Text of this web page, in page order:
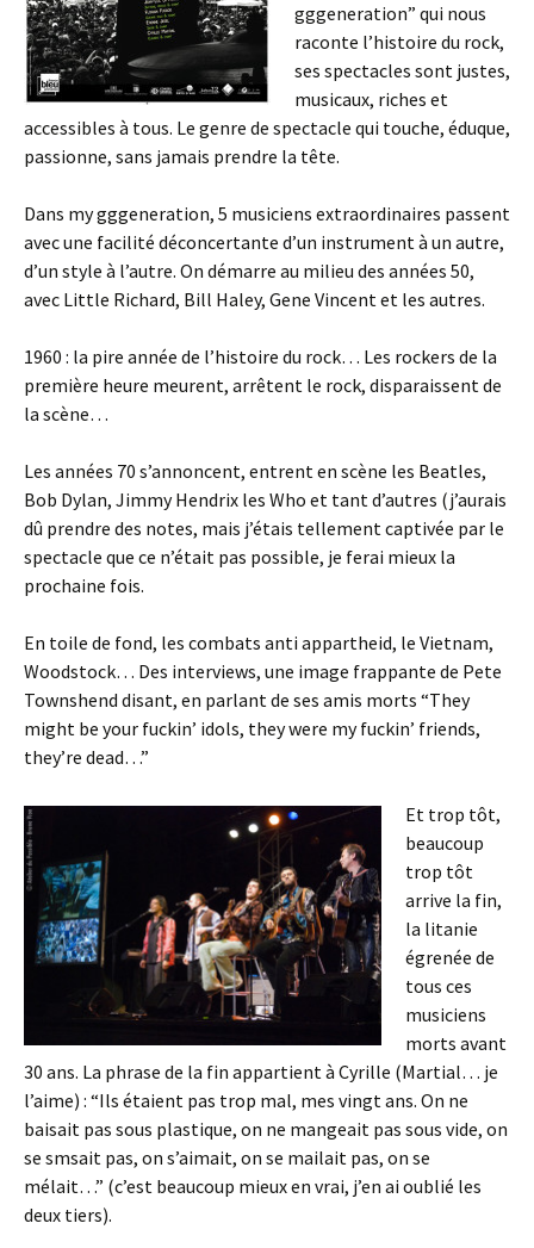
gggeneration” qui nous
raconte l’histoire du rock,
ses spectacles sont justes,
musicaux, riches et
accessibles à tous. Le genre de spectacle qui touche, éduque,
passionne, sans jamais prendre la tête.
Dans my gggeneration, 5 musiciens extraordinaires passent
avec une facilité déconcertante d’un instrument à un autre,
d’un style à l’autre. On démarre au milieu des années 50,
avec Little Richard, Bill Haley, Gene Vincent et les autres.
1960 : la pire année de l’histoire du rock… Les rockers de la
première heure meurent, arrêtent le rock, disparaissent de
la scène…
Les années 70 s’annoncent, entrent en scène les Beatles,
Bob Dylan, Jimmy Hendrix les Who et tant d’autres (j’aurais
dû prendre des notes, mais j’étais tellement captivée par le
spectacle que ce n’était pas possible, je ferai mieux la
prochaine fois.
En toile de fond, les combats anti appartheid, le Vietnam,
Woodstock… Des interviews, une image frappante de Pete
Townshend disant, en parlant de ses amis morts “They
might be your fuckin’ idols, they were my fuckin’ friends,
they’re dead…”
Et trop tôt,
beaucoup
trop tôt
arrive la fin,
la litanie
égrenée de
tous ces
musiciens
morts avant
30 ans. La phrase de la fin appartient à Cyrille (Martial… je
l’aime) : “Ils étaient pas trop mal, mes vingt ans. On ne
baisait pas sous plastique, on ne mangeait pas sous vide, on
se smsait pas, on s’aimait, on se mailait pas, on se
mélait…” (c’est beaucoup mieux en vrai, j’en ai oublié les
deux tiers).